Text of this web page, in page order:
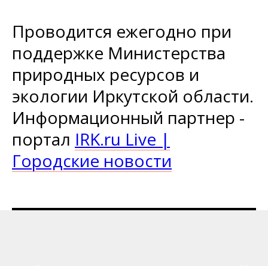
Проводится ежегодно при
поддержке Министерства
природных ресурсов и
экологии Иркутской области.
Информационный партнер -
портал IRK.ru Live |
Городские новости